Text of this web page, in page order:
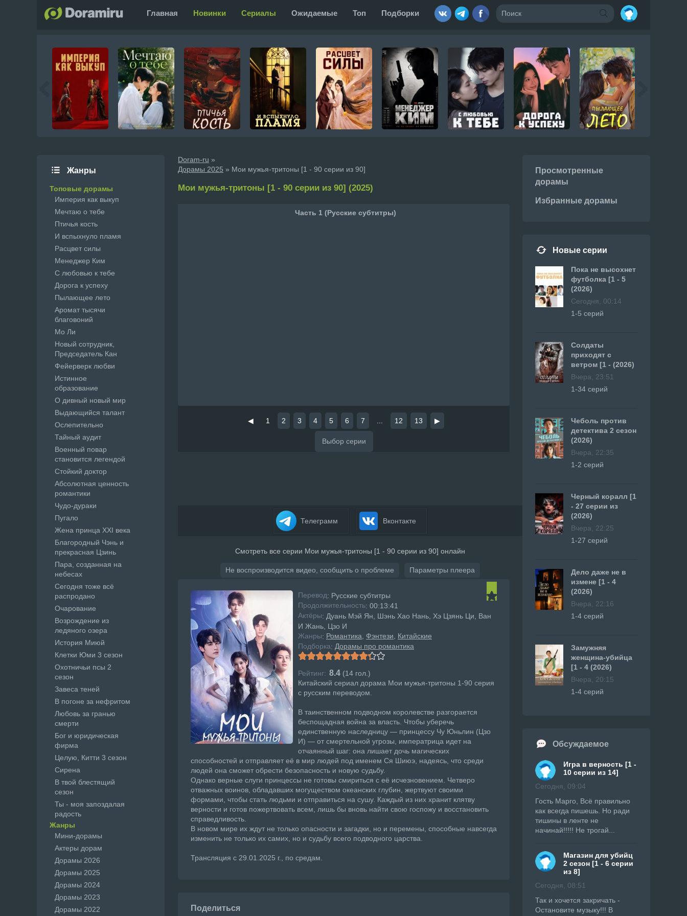
Главная Новинки Сериалы Ожидаемые Топ Подборки
Doram-ru »
Дорамы 2025 » Мои мужья-тритоны [1 - 90 серии из 90]
Мои мужья-тритоны [1 - 90 серии из 90] (2025)
Часть 1 (Русские субтитры)
◀ 1 2 3 4 5 6 7 12 13 ▶
Телеграмм Вконтакте
Смотреть все серии Мои мужья-тритоны [1 - 90 серии из 90] онлайн
Не воспроизводится видео, сообщить о проблеме Параметры плеера
Перевод: Русские субтитры
Продолжительность: 00:13:41
Актёры: Дуань Мэй Ян, Шэнь Хао Нань, Хэ Цзянь Ци, Ван
И Жань, Цзо И
Жанры: Романтика Фэнтези
Китайские
Подборка: Дорамы про романтика
Рейтинг: 8.4 (14 гол.)
Китайский сериал дорама Мои мужья-тритоны 1-90 серия
с русским переводом.
В таинственном подводном королевстве разгорается
беспощадная война за власть. Чтобы уберечь
единственную наследницу — принцессу Чу Юньлин (Цзо
И) — от смертельной угрозы, императрица идет на
отчаянный шаг: она лишает дочь магических
способностей и отправляет её в мир людей под именем Ся Шиюэ, надеясь, что среди
людей она сможет обрести безопасность и новую судьбу.
Однако верные слуги принцессы не готовы смириться с её исчезновением. Четверо
отважных воинов, обладавших могуществом океанских глубин, жертвуют своими
формами, чтобы стать людьми и отправиться на сушу. Каждый из них хранит клятву
верности и готов пожертвовать всем, лишь бы вновь найти свою госпожу и восстановить
справедливость.
В новом мире их ждут не только опасности и загадки, но и перемены, способные навсегда
изменить не только их самих, но и судьбу всего подводного царства.
Трансляция с 29.01.2025 г., по средам.
Поделиться
Жанры
Топовые дорамы
Империя как выкуп
Мечтаю о тебе
Птичья кость
И вспыхнуло пламя
Расцвет силы
Менеджер Ким
С любовью к тебе
Дорога к успеху
Пылающее лето
Аромат тысячи
благовоний
Мо Ли
Новый сотрудник,
Председатель Кан
Фейерверк любви
Истинное
образование
О дивный новый мир
Выдающийся талант
Ослепительно
Тайный аудит
Военный повар
становится легендой
Стойкий доктор
Абсолютная ценность
романтики
Чудо-дураки
Пугало
Жена принца XXI века
Благородный Чэнь и
прекрасная Цзинь
Пара, созданная на
небесах
Сегодня тоже всё
распродано
Очарование
Возрождение из
ледяного озера
История Миюй
Клетки Юми 3 сезон
Охотничьи псы 2
сезон
Завеса теней
В погоне за нефритом
Любовь за гранью
смерти
Бог и юридическая
фирма
Целую, Китти 3 сезон
Сирена
В твой блестящий
сезон
Ты - моя запоздалая
радость
Жанры
Мини-дорамы
Актеры дорам
Дорамы 2026
Дорамы 2025
Дорамы 2024
Дорамы 2023
Дорамы 2022
Просмотренные
дорамы
Избранные дорамы
Новые серии
Пока не высохнет
футболка [1 - 5
(2026)
Сегодня, 00:14
1-5 серий
Солдаты
приходят с
ветром [1 - (2026)
Вчера, 23:51
1-34 серий
Чеболь против
детектива 2 сезон
(2026)
Вчера, 22:35
1-2 серий
Черный коралл [1
- 27 серии из
(2026)
Вчера, 22:25
1-27 серий
Дело даже не в
измене [1 - 4
(2026)
Вчера, 22:16
1-4 серий
Замужняя
женщина-убийца
[1 - 4 (2026)
Вчера, 20:15
1-4 серий
Обсуждаемое
Игра в верность [1 -
10 серии из 14]
Сегодня, 09:04
Гость Марго, Всё правильно
как всегда пишешь. Но ради
тишины в ленте не
начинай!!!!! Не трогай...
Магазин для убийц
2 сезон [1 - 6 серии
из 8]
Сегодня, 08:51
Так и хочется закричать -
Остановите музыку!!! В